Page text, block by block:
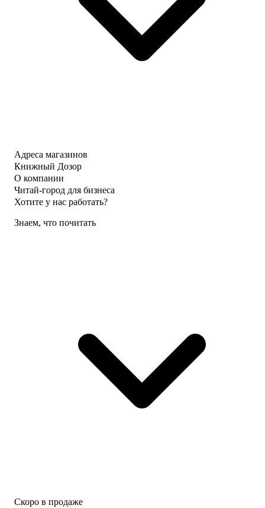
Адреса магазинов
Книжный Дозор
О компании
Читай-город для бизнеса
Хотите у нас работать?
Знаем, что почитать
Скоро в продаже